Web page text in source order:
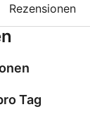
Rezensionen
Tag